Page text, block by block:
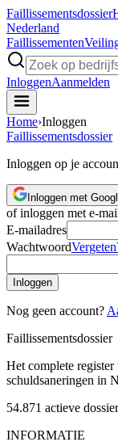
Faillissementsdossier
Nederland
Faillissementen
InloggenAanmelden
Home›Inloggen
Faillissementsdossier
Inloggen op je
Inloggen met
of inloggen met e-
E-mailadres
Wachtwoord
Inloggen
Nog geen account?
Faillissementsdossier
Het complete register
schuldsaneringen in
54.871 actieve
INFORMATIE